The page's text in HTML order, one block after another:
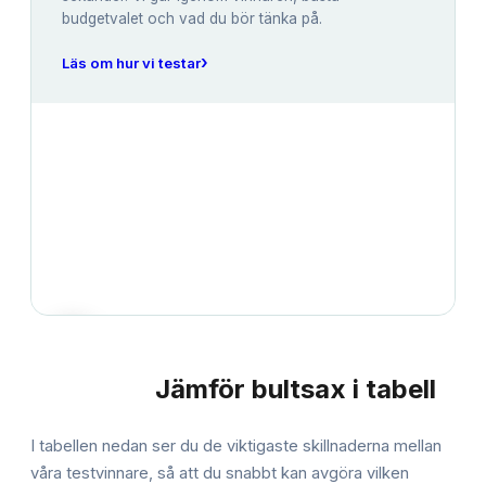
budgetvalet och vad du bör tänka på.
Läs om hur vi testar›
Jämför bultsax i tabell
I tabellen nedan ser du de viktigaste skillnaderna mellan
våra testvinnare, så att du snabbt kan avgöra vilken